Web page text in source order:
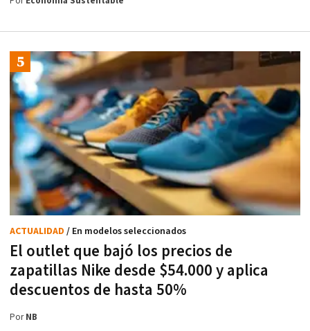
El outlet que bajó los precios de
zapatillas Nike desde $54.000 y aplica
descuentos de hasta 50%
ACTUALIDAD / En modelos seleccionados
PorNB